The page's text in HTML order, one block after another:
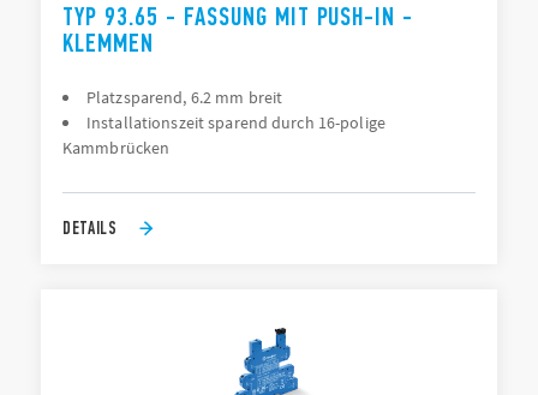
TYP 93.65 - FASSUNG MIT PUSH-IN -
KLEMMEN
Platzsparend, 6.2 mm breit
Installationszeit sparend durch 16-polige
Kammbrücken
DETAILS